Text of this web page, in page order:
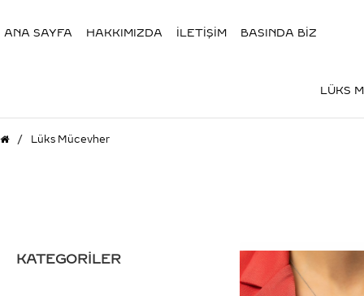
ANA SAYFA HAKKIMIZDA İLETİŞİM BASINDA BİZ
LÜKS
Lüks Mücevher
KATEGORİLER